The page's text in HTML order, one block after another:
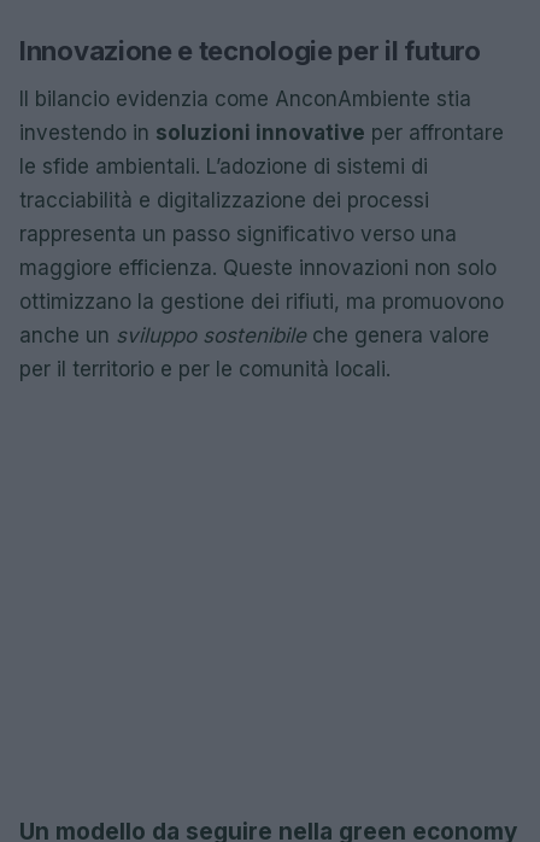
Innovazione e tecnologie per il futuro
Il bilancio evidenzia come AnconAmbiente stia
investendo in soluzioni innovative per affrontare
le sfide ambientali. L’adozione di sistemi di
tracciabilità e digitalizzazione dei processi
rappresenta un passo significativo verso una
maggiore efficienza. Queste innovazioni non solo
ottimizzano la gestione dei rifiuti, ma promuovono
anche un sviluppo sostenibileche genera valore
per il territorio e per le comunità locali.
Un modello da seguire nella green economy